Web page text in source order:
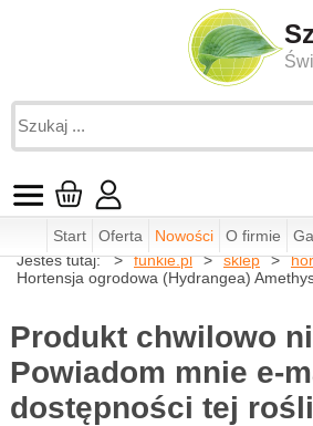
Start Oferta Nowości O firmie
Jesteś tutaj:
funkie.pl sklep
Hortensja ogrodowa (Hydrangea)
Produkt chwilowo
Powiadom mnie e-
dostępności tej